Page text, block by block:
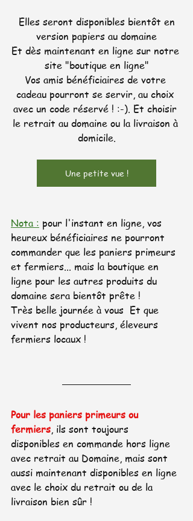
Elles seront disponibles bientôt en
version papiers au domaine
Et dès maintenant en ligne sur notre
site "boutique en ligne"
Vos amis bénéficiaires de votre
cadeau pourront se servir, au choix
avec un code réservé ! :-). Et choisir
le retrait au domaine ou la livraison à
domicile.
Une petite vue !
Nota : pour l'instant en ligne, vos
heureux bénéficiaires ne pourront
commander que les paniers primeurs
et fermiers... mais la boutique en
ligne pour les autres produits du
domaine sera bientôt prête !
Très belle journée à vous  Et que
vivent nos producteurs, éleveurs
fermiers locaux !
Pour les paniers primeurs ou
fermiers, ils sont toujours
disponibles en commande hors ligne
avec retrait au Domaine, mais sont
aussi maintenant disponibles en ligne
avec le choix du retrait ou de la
livraison bien sûr !